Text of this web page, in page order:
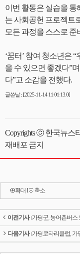
이번 활동은 실습을 통
는 사회공헌 프로젝트
모든 과정을 스스로
‘꿈터’ 참여 청소년은
을 수 있으면 좋겠다”
다”고 소감을 전했다.
글쓴날 : [2025-11-14 11:01:13.0]
Copyrights ⓒ 한국뉴스
재배포 금지
확대 l 축소
이전기사 :가평군, 농어촌버스
다음기사 :가평로타리클럽, 가